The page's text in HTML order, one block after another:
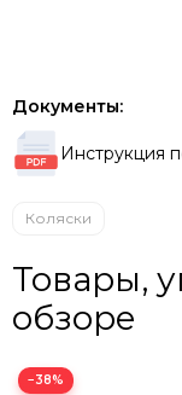
Документы:
Инструкция
Коляски
Товары,
обзоре
−38%